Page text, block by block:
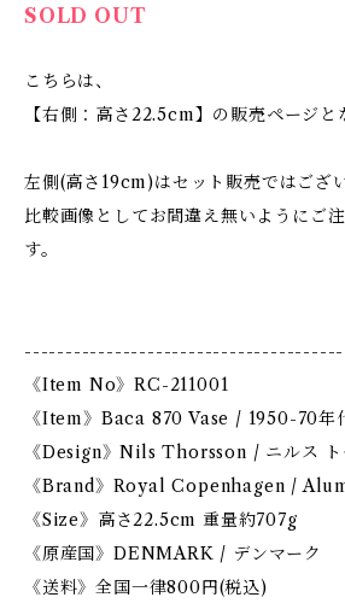
SOLD OUT
こちらは、
【右側：高さ22.5cm】の販売ページと
左側(高さ19cm)はセット販売ではござ
比較画像としてお間違え無いようにご
す。
《Item No》RC-211001
《Item》Baca 870 Vase / 1950-70年
《Design》Nils Thorsson / ニルス ト
《Brand》Royal Copenhagen /
《Size》高さ22.5cm 重量約707g
《原産国》DENMARK / デンマーク
《送料》全国一律800円(税込)